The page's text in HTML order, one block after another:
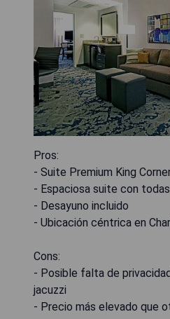
Pros:
- Suite Premium King
- Espaciosa suite con
- Desayuno incluido
- Ubicación céntrica en
Cons:
- Posible falta de
jacuzzi
- Precio más elevado que